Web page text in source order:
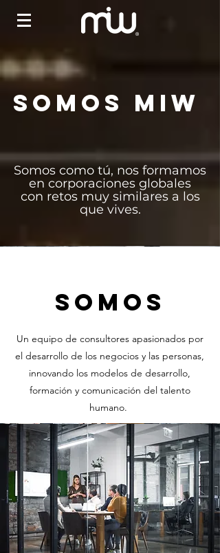
somos miw
Somos como tú, nos formamos
en corporaciones globales
con retos muy similares a los
que vives.
somos
Un equipo de consultores apasionados por
el desarrollo de los negocios y las personas,
innovando los modelos de desarrollo,
formación y comunicación del talento
humano.